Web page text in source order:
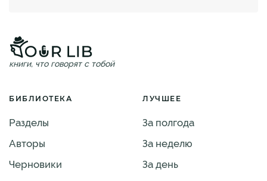
книги, что говорят с тобой
БИБЛИОТЕКА
Разделы
Авторы
Черновики
ЛУЧШЕЕ
За полгода
За неделю
За день